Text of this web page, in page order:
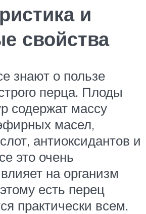
и
свойства
знают о пользе
перца. Плоды
содержат массу
масел,
антиоксидантов и
это очень
на организм
есть перец
практически всем.